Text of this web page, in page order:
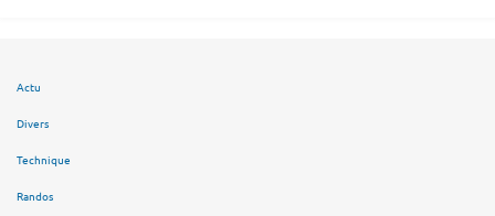
Actu
Divers
Technique
Randos